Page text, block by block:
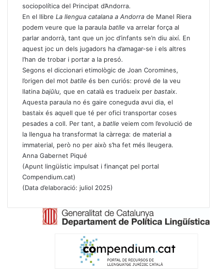
sociopolítica del Principat d’Andorra.
En el llibre La llengua catalana a Andorra de Manel Riera
podem veure que la paraula batlle va arrelar força al
parlar andorrà, tant que un joc d’infants se’n diu així. En
aquest joc un dels jugadors ha d’amagar-se i els altres
l’han de trobar i portar a la presó.
Segons el diccionari etimològic de Joan Coromines,
l’origen del mot batlle és ben curiós: prové de la veu
llatina bajŭlu, que en català es tradueix per bastaix.
Aquesta paraula no és gaire coneguda avui dia, el
bastaix és aquell que té per ofici transportar coses
pesades a coll. Per tant, a batlle veiem com l’evolució de
la llengua ha transformat la càrrega: de material a
immaterial, però no per això s’ha fet més lleugera.
Anna Gabernet Piqué
(Apunt lingüístic impulsat i finançat pel portal
Compendium.cat)
(Data d’elaboració: juliol 2025)